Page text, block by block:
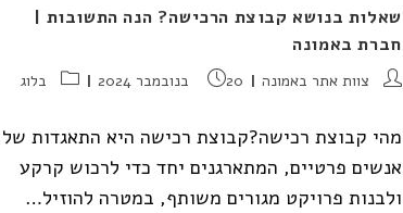
שאלות בנושא קבוצת הרכישה? הנה התשובות |
חברת באמונה
מחבר:צוות אתר באמונה פורסם:
20 בנובמבר 2024 קטגוריה:
בלוג
מהי קבוצת רכישה?קבוצת רכישה היא התאגדות של
אנשים פרטיים, המתארגנים יחד כדי לרכוש קרקע
ולבנות פרויקט מגורים משותף, במטרה להוזיל…